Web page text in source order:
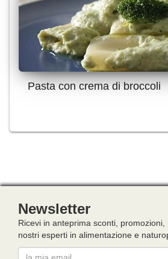
Pasta con crema di broccoli
Newsletter
Ricevi in anteprima sconti,
nostri esperti in alimentazione e
Email